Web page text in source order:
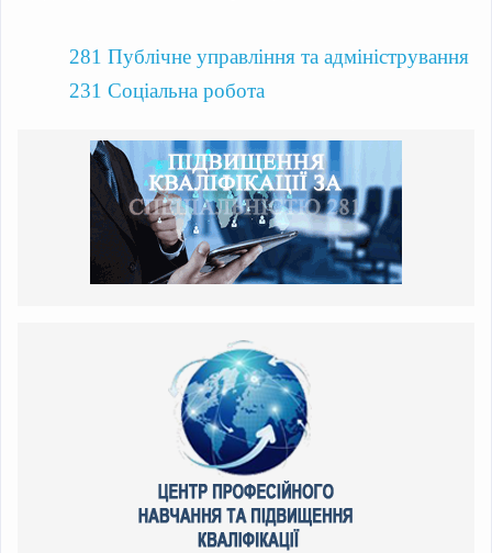
281 Публічне управління та адміністрування
231 Соціальна робота